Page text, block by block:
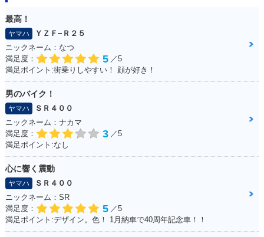
最高！
ヤマハ
ＹＺＦ−Ｒ２５
ニックネーム：なつ
満足度：
5 ／5
満足ポイント:街乗りしやすい！ 顔が好き！
男のバイク！
ヤマハ
ＳＲ４００
ニックネーム：ナカマ
満足度：
3 ／5
満足ポイント:なし
心に響く震動
ヤマハ
ＳＲ４００
ニックネーム：SR
満足度：
5 ／5
満足ポイント:デザイン。色！ 1月納車で40周年記念車！！